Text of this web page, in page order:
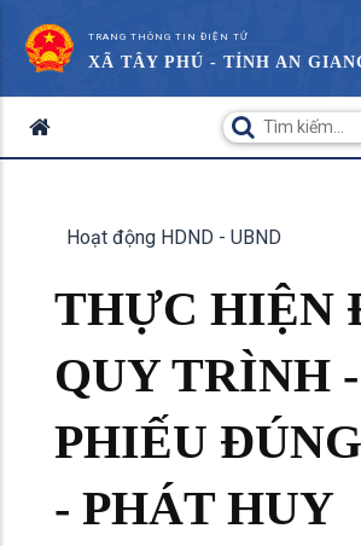
TRANG THÔNG TIN ĐIỆN TỬ
XÃ TÂY PHÚ - TỈNH AN
Hoạt động HDND - UBND
THỰC HIỆN
QUY TRÌNH
PHIẾU
- PHÁT HUY